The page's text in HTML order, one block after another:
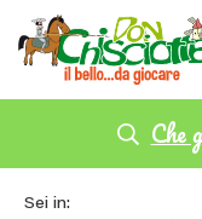
Che
Sei in: